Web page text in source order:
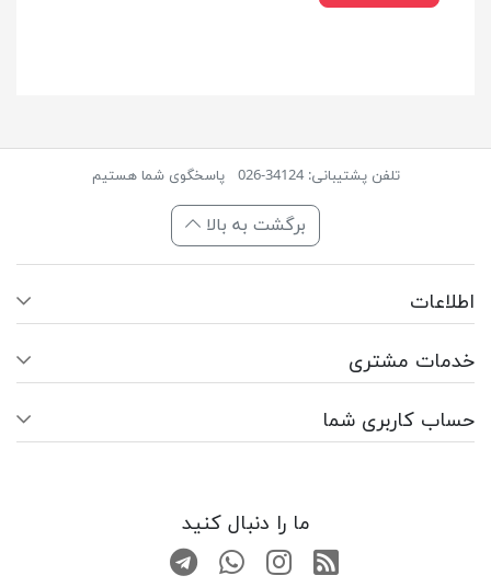
تلفن پشتیبانی: 34124-026 پاسخگوی شما هستیم
برگشت به بالا
اطلاعات
خدمات مشتری
حساب کاربری شما
ما را دنبال کنید
RSS صفحه اینستاگرام
تماس با واتس اپ
کانال تلگرام